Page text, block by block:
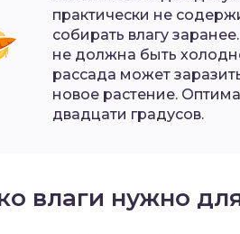
практически не
собирать влагу
не должна быть
рассада может
новое растение.
двадцати градусов.
влаги нужно